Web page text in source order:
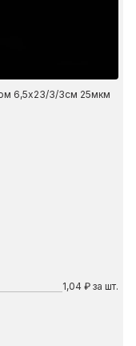
6,5х23/3/3см 25мкм
1,04 ₽ за шт.